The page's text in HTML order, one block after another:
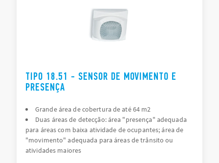
TIPO 18.51 - SENSOR DE MOVIMENTO E
PRESENÇA
Grande área de cobertura de até 64 m2
Duas áreas de detecção: área "presença" adequada
para áreas com baixa atividade de ocupantes; área de
"movimento" adequada para áreas de trânsito ou
atividades maiores